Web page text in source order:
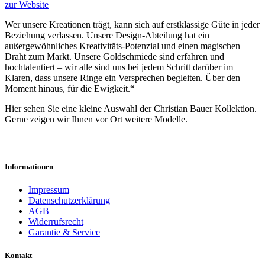
zur Website
Wer unsere Kreationen trägt, kann sich auf erstklassige Güte in jeder
Beziehung verlassen. Unsere Design-Abteilung hat ein
außergewöhnliches Kreativitäts-Potenzial und einen magischen
Draht zum Markt. Unsere Goldschmiede sind erfahren und
hochtalentiert – wir alle sind uns bei jedem Schritt darüber im
Klaren, dass unsere Ringe ein Versprechen begleiten. Über den
Moment hinaus, für die Ewigkeit.“
Hier sehen Sie eine kleine Auswahl der Christian Bauer Kollektion.
Gerne zeigen wir Ihnen vor Ort weitere Modelle.
Informationen
Impressum
Datenschutzerklärung
AGB
Widerrufsrecht
Garantie & Service
Kontakt